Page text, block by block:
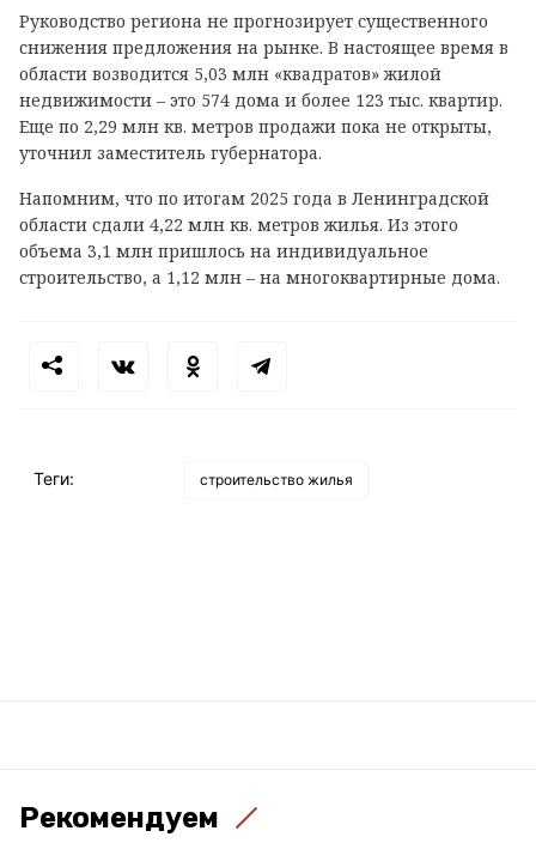
Руководство региона не прогнозирует существенного
снижения предложения на рынке. В настоящее время в
области возводится 5,03 млн «квадратов» жилой
недвижимости – это 574 дома и более 123 тыс. квартир.
Еще по 2,29 млн кв. метров продажи пока не открыты,
уточнил заместитель губернатора.
Напомним, что по итогам 2025 года в Ленинградской
области сдали 4,22 млн кв. метров жилья. Из этого
объема 3,1 млн пришлось на индивидуальное
строительство, а 1,12 млн – на многоквартирные дома.
Теги: строительство жилья
Рекомендуем